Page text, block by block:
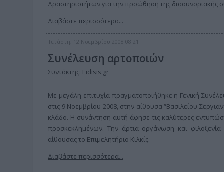
Δραστηριοτήτων για την προώθηση της διασυνοριακής
Διαβάστε περισσότερα...
Τετάρτη, 12 Νοεμβρίου 2008 08:21
Συνέλευση αρτοποιών
Συντάκτης: Eidisis.gr
Με μεγάλη επιτυχία πραγματοποιήθηκε η Γενική
στις 9 Νοεμβρίου 2008, στην αίθουσα “Βασιλείου
κλάδο. Η συνάντηση αυτή άφησε τις καλύτερες
προσκεκλημένων. Την άρτια οργάνωση και
αίθουσας το Επιμελητήριο Κιλκίς.
Διαβάστε περισσότερα...